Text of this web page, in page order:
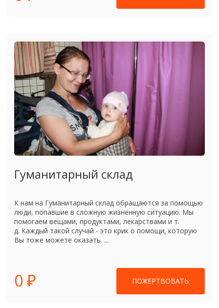
Гуманитарный склад
К нам на Гуманитарный склад обращаются за помощью
люди, попавшие в сложную жизненную ситуацию. Мы
помогаем вещами, продуктами, лекарствами и т.
д. Каждый такой случай - это крик о помощи, которую
Вы тоже можете оказать. ...
0 ₽ ПОЖЕРТВОВАТЬ